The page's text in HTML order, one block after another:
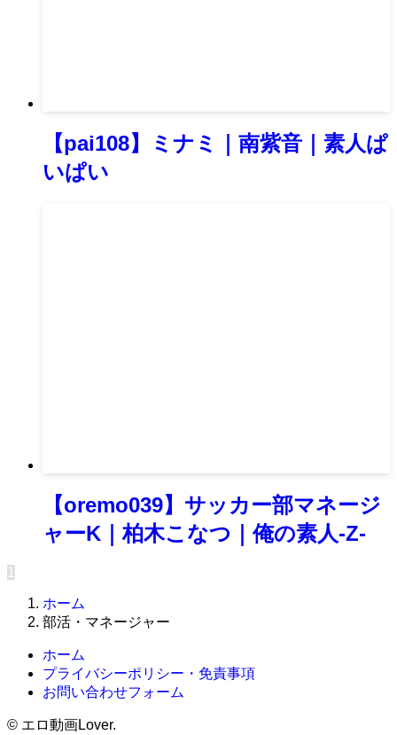
【pai108】ミナミ｜南紫音｜素人ぱ
いぱい
【oremo039】サッカー部マネージ
ャーK｜柏木こなつ｜俺の素人-Z-
1
ホーム
部活・マネージャー
ホーム
プライバシーポリシー・免責事項
お問い合わせフォーム
© エロ動画Lover.